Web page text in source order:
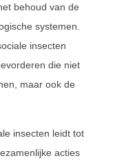
behoud van de
systemen.
insecten
die niet
maar ook de
insecten leidt tot
acties